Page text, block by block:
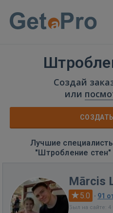
Создай
или
Лучшие
"Штробление
Mārcis
5.0 · 91
Был на сайте: 4